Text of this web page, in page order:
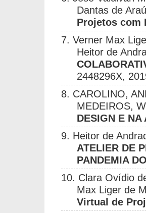
Dantas de
Projetos com
7. Verner Max
Heitor de
2448296X,
8. CAROLINO,
MEDEIROS,
DESIGN E NA
9. Heitor de
ATELIER DE
PANDEMIA
10. Clara Ovídio
Max Liger de
Virtual de